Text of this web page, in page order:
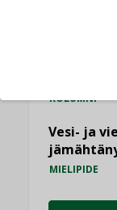
KOLUMNI
Vesi- ja
MIELIPIDE